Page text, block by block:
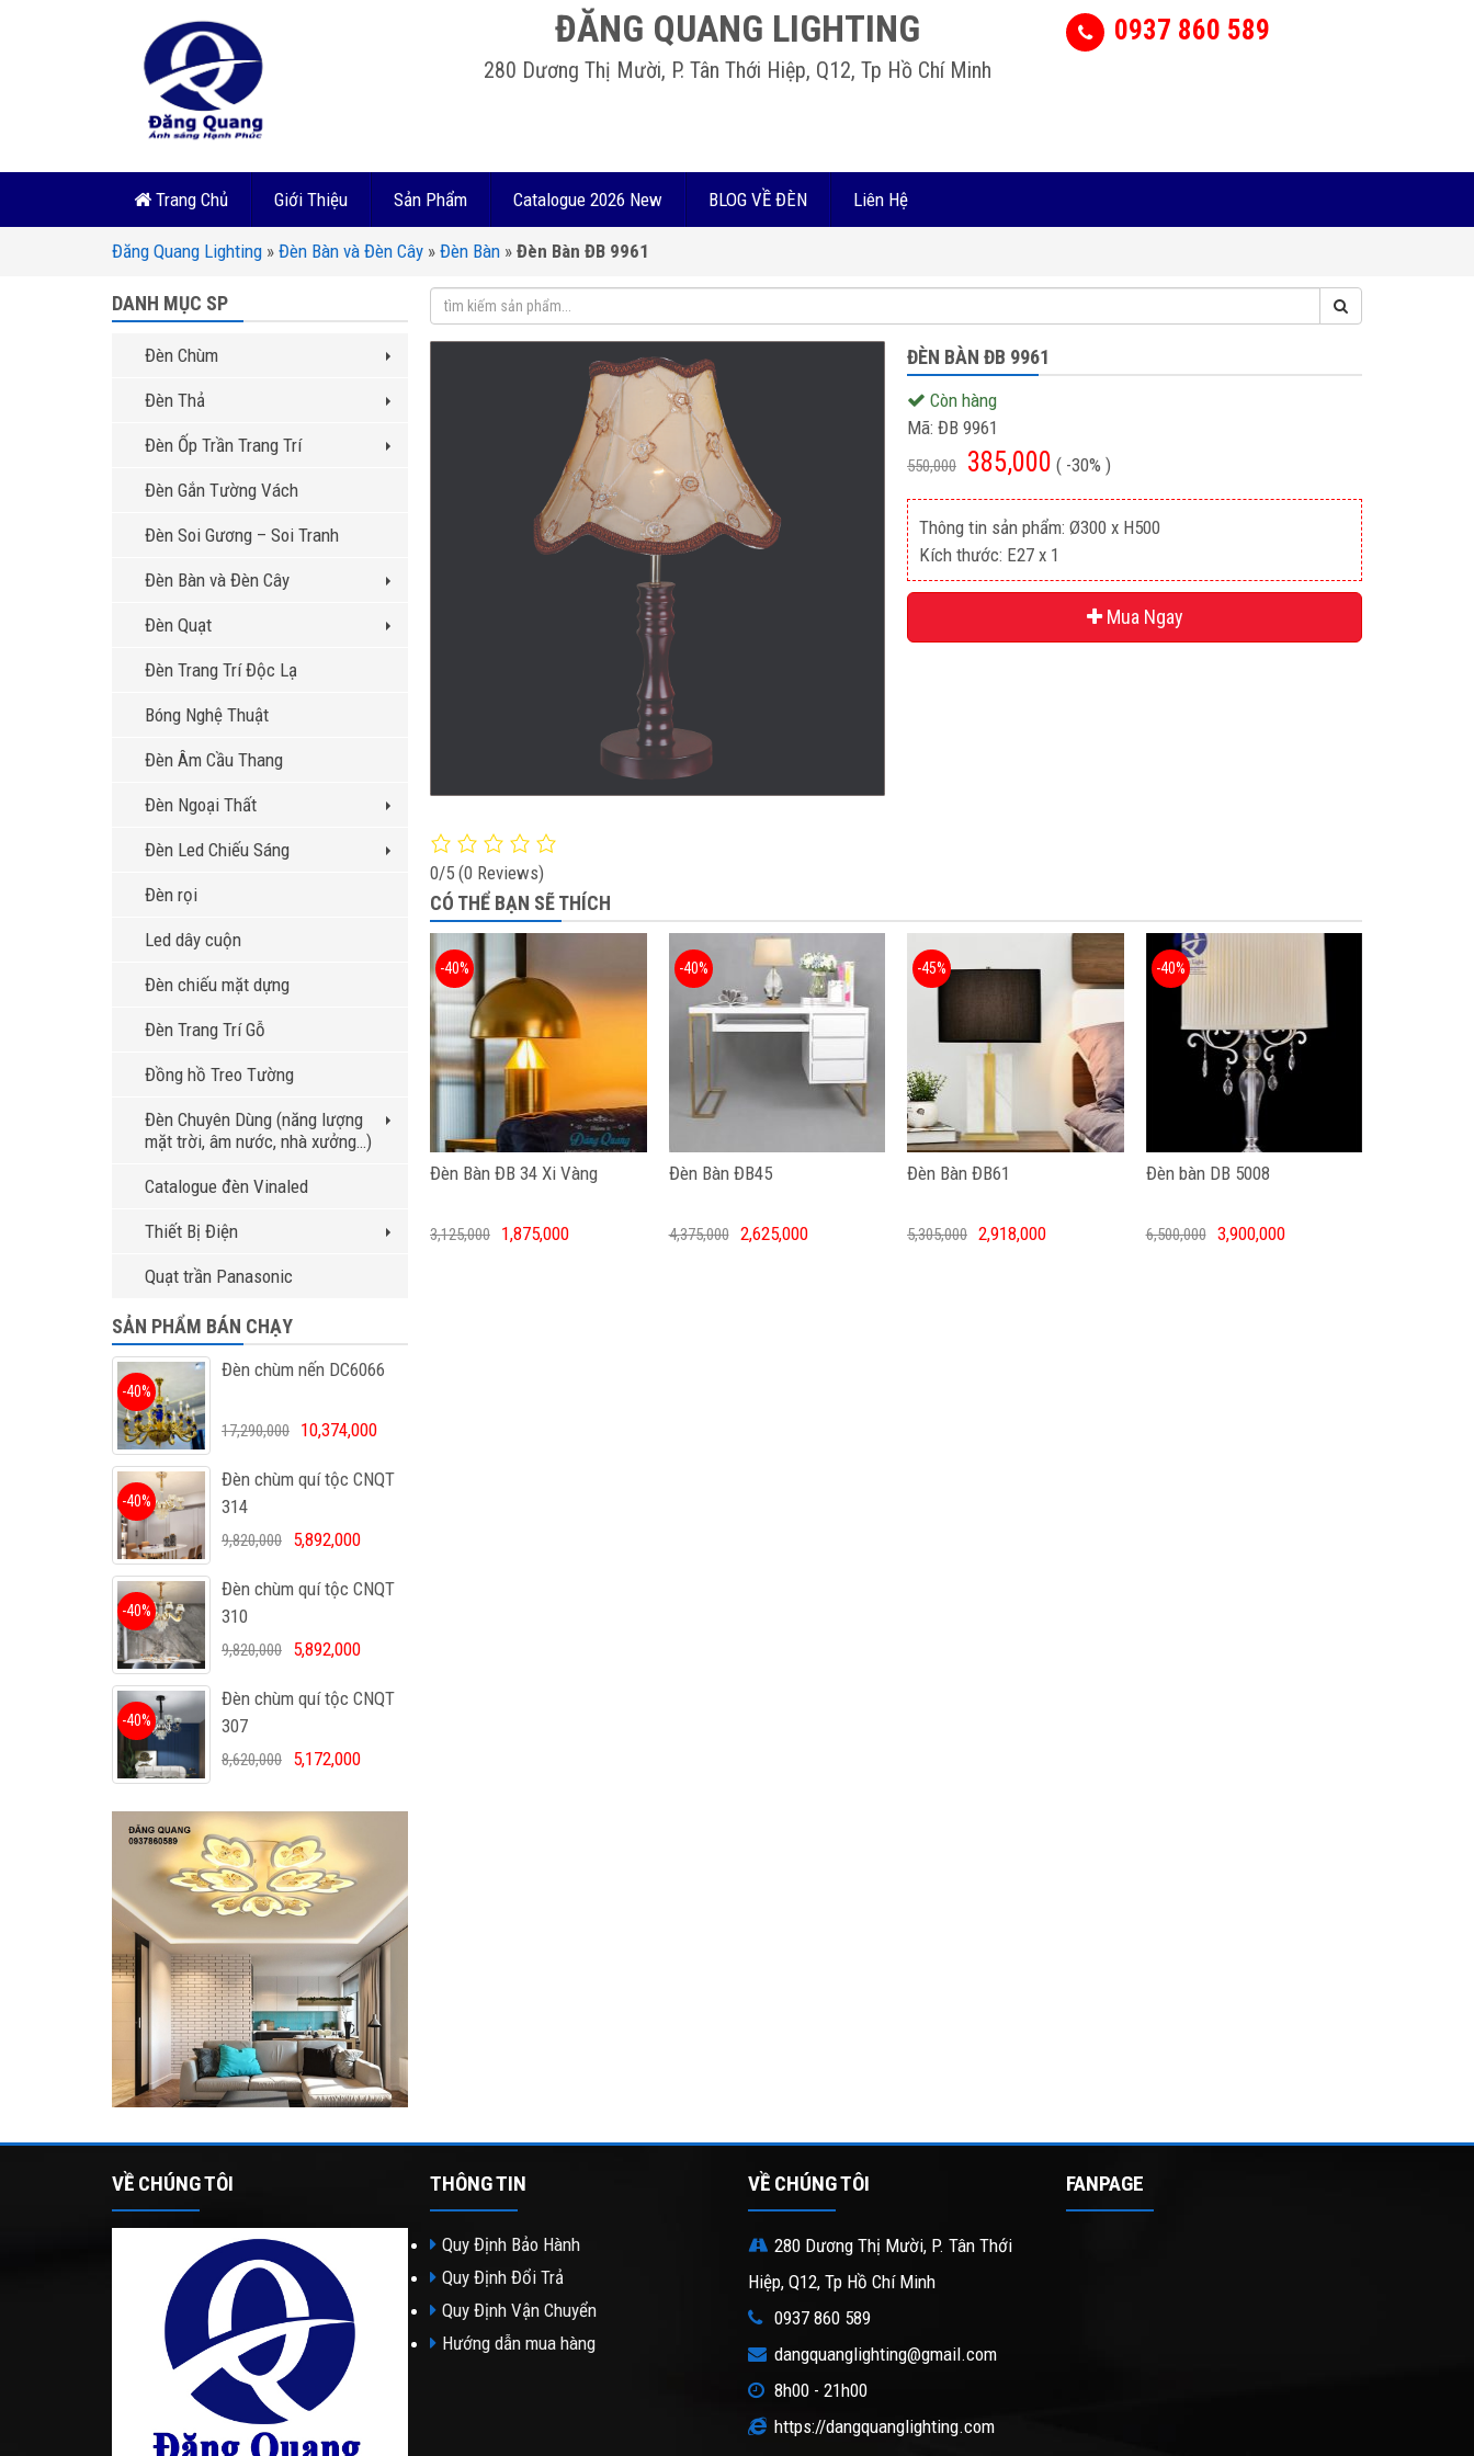
ĐĂNG QUANG LIGHTING
280 Dương Thị Mười, P. Tân Thới Hiệp, Q12, Tp Hồ Chí Minh
0937 860 589
Trang Chủ Giới Thiệu Sản Phẩm Catalogue 2026 New BLOG VỀ ĐÈN Liên Hệ
Đăng Quang Lighting » Đèn Bàn và Đèn Cây » Đèn Bàn » Đèn Bàn ĐB 9961
ĐÈN BÀN ĐB 9961
Còn hàng
Mã: ĐB 9961
550,000 385,000 ( -30% )
Thông tin sản phẩm: Ø300 x H500
Kích thước: E27 x 1
Mua Ngay
0/5 (0 Reviews)
CÓ THỂ BẠN SẼ THÍCH
Đèn Bàn ĐB 34 Xi Vàng
-40%
3,125,000 1,875,000
Đèn Bàn ĐB45
-40%
4,375,000 2,625,000
Đèn Bàn ĐB61
-45%
5,305,000 2,918,000
Đèn bàn DB 5008
-40%
6,500,000 3,900,000
DANH MỤC SP
Đèn Chùm
Đèn Thả
Đèn Ốp Trần Trang Trí
Đèn Gắn Tường Vách
Đèn Soi Gương – Soi Tranh
Đèn Bàn và Đèn Cây
Đèn Quạt
Đèn Trang Trí Độc Lạ
Bóng Nghệ Thuật
Đèn Âm Cầu Thang
Đèn Ngoại Thất
Đèn Led Chiếu Sáng
Đèn rọi
Led dây cuộn
Đèn chiếu mặt dựng
Đèn Trang Trí Gỗ
Đồng hồ Treo Tường
Đèn Chuyên Dùng (năng lượng
mặt trời, âm nước, nhà xưởng…)
Catalogue đèn Vinaled
Thiết Bị Điện
Quạt trần Panasonic
SẢN PHẨM BÁN CHẠY
Đèn chùm nến DC6066
-40%
17,290,000 10,374,000
Đèn chùm quí tộc CNQT
314
-40%
9,820,000 5,892,000
Đèn chùm quí tộc CNQT
310
-40%
9,820,000 5,892,000
Đèn chùm quí tộc CNQT
307
-40%
8,620,000 5,172,000
VỀ CHÚNG TÔI THÔNG TIN
Quy Định Bảo Hành
Quy Định Đổi Trả
Quy Định Vận Chuyển
Hướng dẫn mua hàng
VỀ CHÚNG TÔI
280 Dương Thị Mười, P. Tân Thới
Hiệp, Q12, Tp Hồ Chí Minh
0937 860 589
dangquanglighting@gmail.com
8h00 - 21h00
https://dangquanglighting.com
FANPAGE